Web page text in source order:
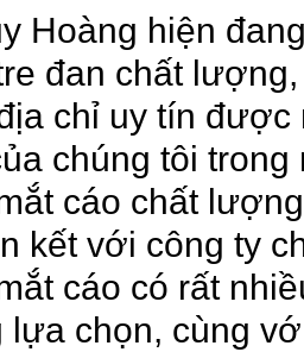
Hoàng hiện
đan chất
chỉ uy tín được
chúng tôi
cáo chất
kết với công ty
cáo có rất
lựa chọn, cùng